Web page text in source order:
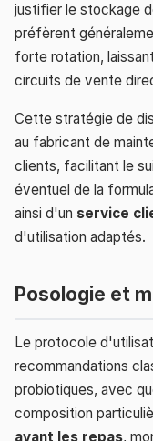
justifier le stockage
préfèrent
forte rotation,
circuits de vente
Cette stratégie de
au fabricant de
clients, facilitant le
éventuel de la
ainsi d'un service
d'utilisation adaptés.
Posologie et
Le protocole
recommandations
probiotiques, avec
composition
avant les repas,